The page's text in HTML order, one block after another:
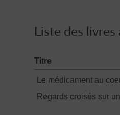
Liste des
Titre
Le médicament au
Regards croisés sur